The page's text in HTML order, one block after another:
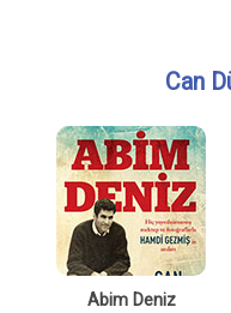
Can
Abim Deniz